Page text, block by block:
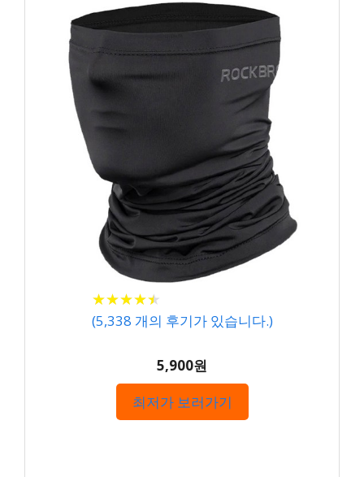
★★★★★
★★★★★
(5,338 개의 후기가 있습니다.)
5,900원
최저가 보러가기